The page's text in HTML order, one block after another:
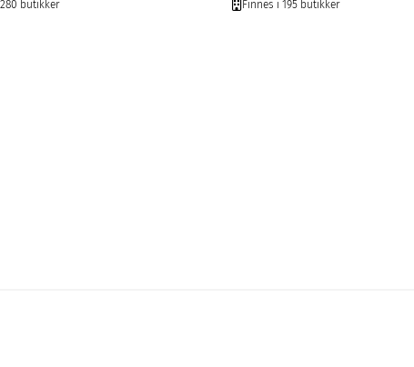
butikker
Finnes i 195 butikker